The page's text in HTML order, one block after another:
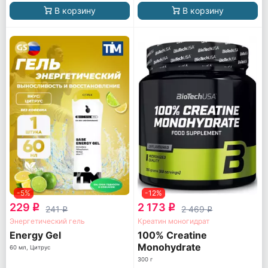
В корзину В корзину
-5%
229 q 241q
Энергетический гель
Energy Gel
60 мл, Цитрус
-12%
2 173 q 2 469q
Креатин моногидрат
100% Creatine
Monohydrate
300 г